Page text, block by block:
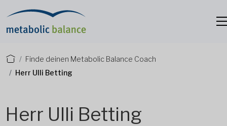
Finde deinen Metabolic Balance Coach
Herr Ulli Betting
Herr Ulli Betting